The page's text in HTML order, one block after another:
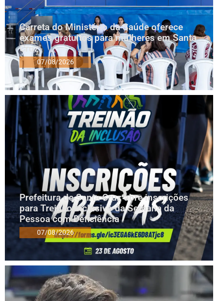
Carreta do Ministério da Saúde oferece
exames gratuitos para mulheres em Santa
Cruz
07/08/2026
Prefeitura de Santa Cruz abre inscrições
para Treinão Inclusivo da Semana da
Pessoa com Deficiência
07/08/2026